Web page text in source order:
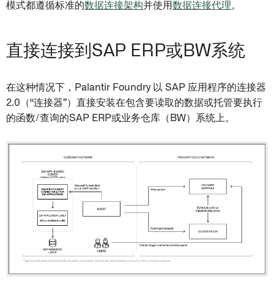
模式都遵循标准的数据连接架构并使用数据连接代理。
直接连接到SAP ERP或BW系统
在这种情况下，Palantir Foundry 以 SAP 应用程序的连接器
2.0（“连接器”）直接安装在包含要读取的数据或托管要执行
的函数/查询的SAP ERP或业务仓库（BW）系统上。